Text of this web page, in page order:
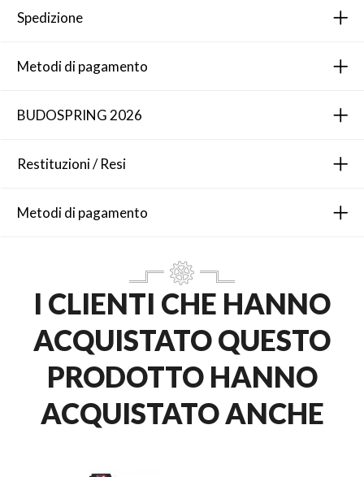
Spedizione
Metodi di pagamento
BUDOSPRING 2026
Restituzioni / Resi
Metodi di pagamento
I CLIENTI CHE HANNO
ACQUISTATO QUESTO
PRODOTTO HANNO
ACQUISTATO ANCHE